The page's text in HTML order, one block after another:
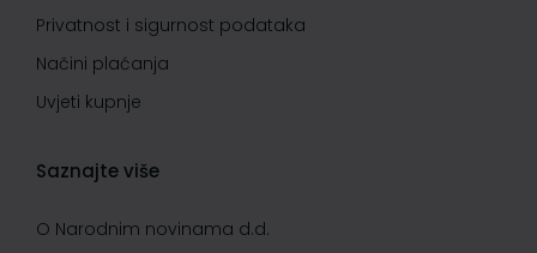
Privatnost i sigurnost podataka
Načini plaćanja
Uvjeti kupnje
Saznajte više
O Narodnim novinama d.d.